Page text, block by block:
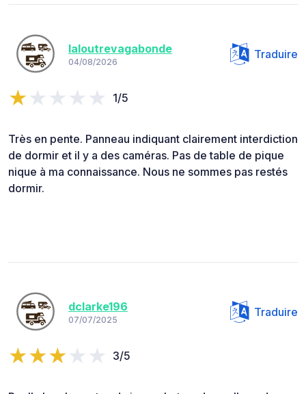
laloutrevagabonde
04/08/2026
Traduire
1/5
Très en pente. Panneau indiquant clairement interdiction
de dormir et il y a des caméras. Pas de table de pique
nique à ma connaissance. Nous ne sommes pas restés
dormir.
dclarke196
07/07/2025
Traduire
3/5